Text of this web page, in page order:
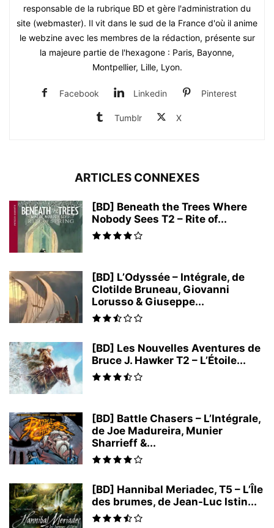
responsable de la rubrique BD et gère l'administration du
site (webmaster). Il vit dans le sud de la France d'où il anime
le webzine avec les membres de la rédaction, présente sur
la majeure partie de l'hexagone : Paris, Bayonne,
Montpellier, Lille, Lyon.
Facebook Linkedin Pinterest
Tumblr X
ARTICLES CONNEXES
[BD] Beneath the Trees Where
Nobody Sees T2 – Rite of...
[BD] L’Odyssée – Intégrale, de
Clotilde Bruneau, Giovanni
Lorusso & Giuseppe...
[BD] Les Nouvelles Aventures de
Bruce J. Hawker T2 – L’Étoile...
[BD] Battle Chasers – L’Intégrale,
de Joe Madureira, Munier
Sharrieff &...
[BD] Hannibal Meriadec, T5 – L’Île
des brumes, de Jean-Luc Istin...